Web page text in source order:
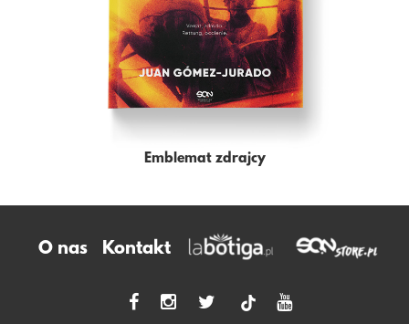
Emblemat zdrajcy
O nas Kontakt
tiktok